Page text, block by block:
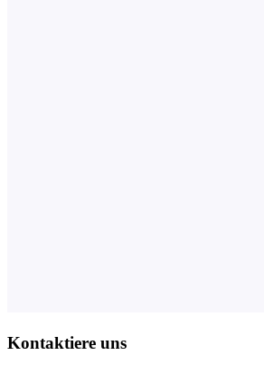
Kontaktiere uns